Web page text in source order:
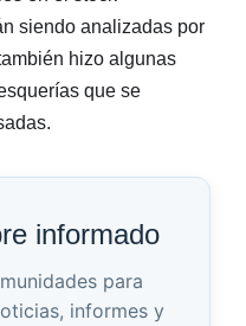
siendo analizadas por
hizo algunas
que se
informado
para
informes y